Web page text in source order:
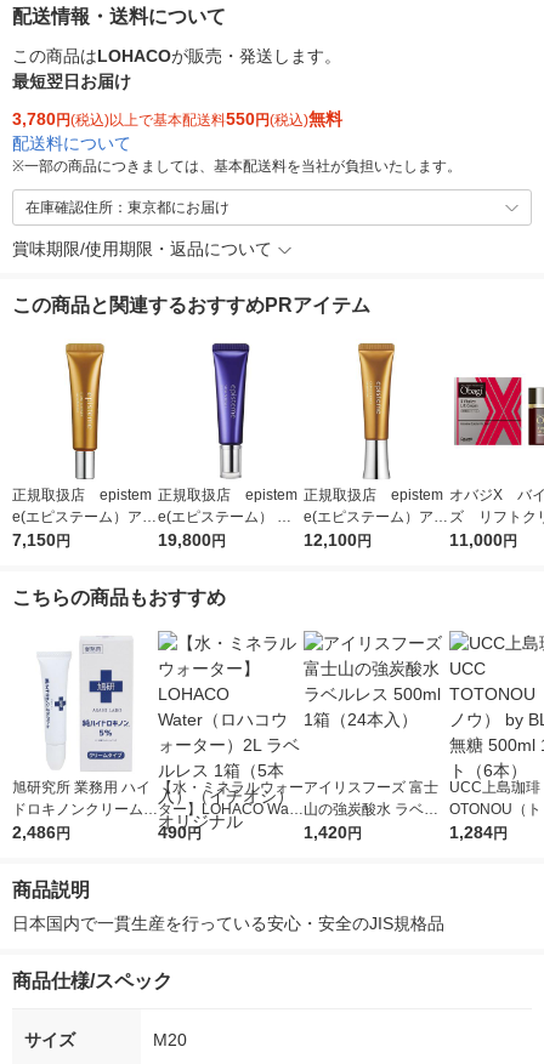
配送情報・送料について
この商品はLOHACOが販売・発送します。
最短翌日お届け
3,780円(税込)以上で基本配送料550円(税込)無料
配送料について
※一部の商品につきましては、基本配送料を当社が負担いたします。
在庫確認住所：東京都にお届け
賞味期限/使用期限・返品について
この商品と関連するおすすめPRアイテム
正規取扱店 epistem
e(エピステーム）アイ
パーフェクトショット
7,150円
正規取扱店 epistem
e(エピステーム） ス
テムサイエンスアイ 1
19,800円
正規取扱店 epistem
e(エピステーム）アイ
パーフェクトショット
12,100円
オバジX バ
ズ リフトク
0g ロート製薬
11,000円
こちらの商品もおすすめ
旭研究所 業務用 ハイ
ドロキノンクリーム 1
5g
2,486円
【水・ミネラルウォー
ター】LOHACO Wate
r（ロハコウォータ
490円
アイリスフーズ 富士
山の強炭酸水 ラベル
レス 500ml 1箱（24
1,420円
UCC上島珈琲
OTONOU（
ウ） by
1,284円
商品説明
日本国内で一貫生産を行っている安心・安全のJIS規格品
商品仕様/スペック
サイズ M20